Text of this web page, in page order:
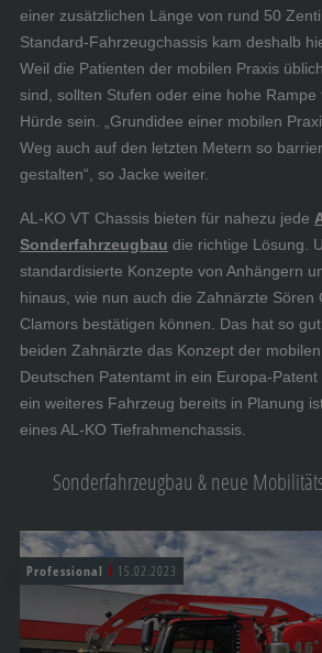
einer zusätzlichen Länge von rund 50
Standard-Fahrzeugchassis kam deshalb
Weil die Patienten der mobilen Praxis
sind, sollten Stufen oder eine hohe
Hürde sein. „Grundidee einer mobilen
Weg auch auf den letzten Metern so
gestalten“, so Jacke weiter.
AL-KO VT Chassis bieten für nahezu jede
Sonderfahrzeugbau die richtige Lösung.
standardisierte Konzepte von Anhängern
hinaus, wie nun auch die Zahnärzte Sören
Clamors bestätigen können. Das hat so
beiden Zahnärzte das Konzept der
Deutschen Patentamt in ein Europa-
ein weiteres Fahrzeug bereits in Planung
eines AL-KO Tiefrahmenchassis.
Sonderfahrzeugbau & neue
Professional 15.02.2023